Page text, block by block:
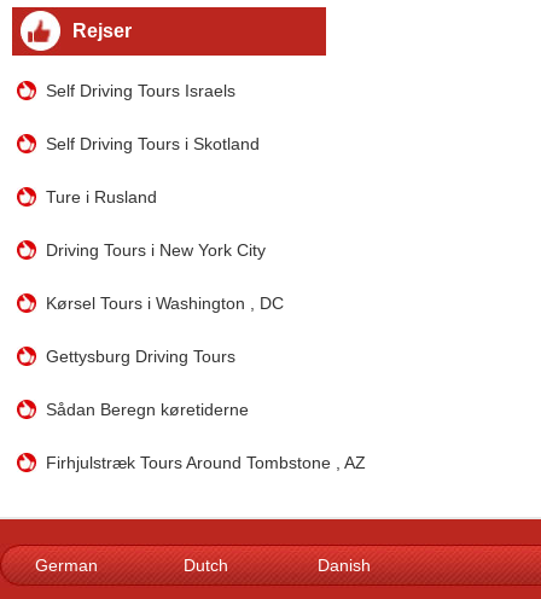
Rejser
Self Driving Tours Israels
Self Driving Tours i Skotland
Ture i Rusland
Driving Tours i New York City
Kørsel Tours i Washington , DC
Gettysburg Driving Tours
Sådan Beregn køretiderne
Firhjulstræk Tours Around Tombstone , AZ
German Dutch Danish